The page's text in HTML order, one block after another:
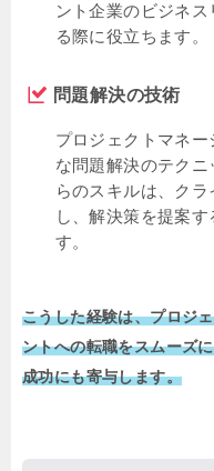
ント企業のビジネ
る際に役立ちます。
問題解決の技術
プロジェクトマネ
な問題解決のテク
らのスキルは、ク
し、解決策を提案
す。
こうした経験は、プロジ
ントへの転職をスムーズ
成功にも寄与します。